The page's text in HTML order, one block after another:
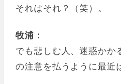
それはそれ？（笑）。
牧浦：
でも悲しむ人、迷惑かか
の注意を払うように最近